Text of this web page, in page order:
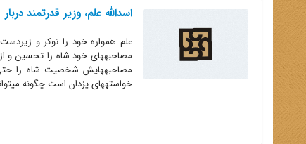
اسدالله علم، وزیر قدرتمند دربار
علم همواره خود را نوکر و
مصاحبههای خود شاه را تحسین و
مصاحبههایش شخصیت شاه را حتی
خواستههای یزدان است چگونه